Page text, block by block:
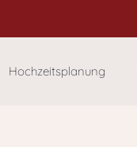
Hochzeitsplanung